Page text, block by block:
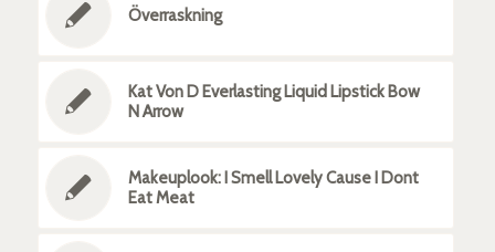
Överraskning
Kat Von D Everlasting Liquid Lipstick Bow
N Arrow
Makeuplook: I Smell Lovely Cause I Dont
Eat Meat